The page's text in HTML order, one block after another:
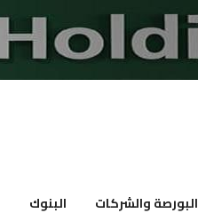
البورصة والشركات البنوك